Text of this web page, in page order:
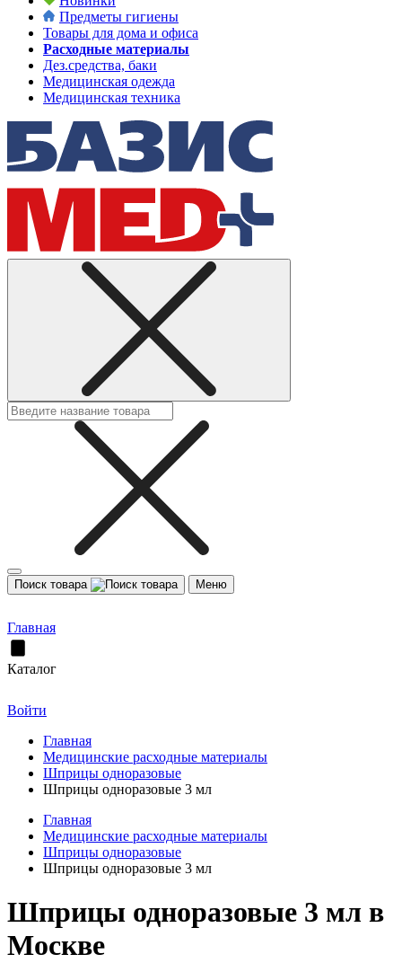
Предметы гигиены
Товары для дома и офиса
Расходные материалы
Дез.средства, баки
Медицинская одежда
Медицинская техника
Поиск товара Меню
Главная
Каталог
Войти
Главная
Медицинские расходные материалы
Шприцы одноразовые
Шприцы одноразовые 3 мл
Главная
Медицинские расходные материалы
Шприцы одноразовые
Шприцы одноразовые 3 мл
Шприцы одноразовые 3 мл в
Москве